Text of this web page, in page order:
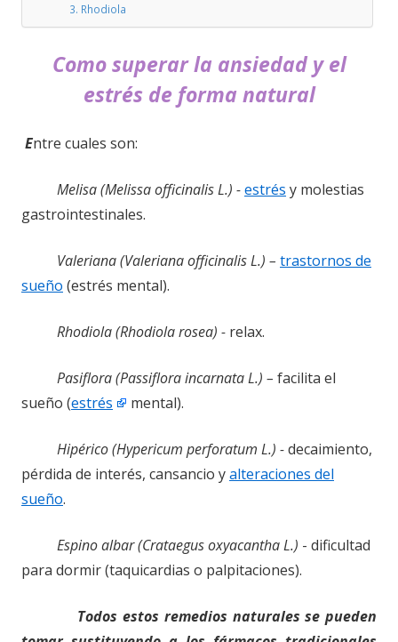
3. Rhodiola
Como superar la ansiedad y el
estrés de forma natural
Entre cuales son:
Melisa (Melissa officinalis L.) -estrés y molestias
gastrointestinales.
Valeriana (Valeriana officinalis L.) – trastornos de
sueño (estrés mental).
Rhodiola (Rhodiola rosea) - relax.
Pasiflora (Passiflora incarnata L.) – facilita el
sueño (estrés mental).
Hipérico (Hypericum perforatum L.) -decaimiento,
pérdida de interés, cansancio yalteraciones del
sueño.
Espino albar (Crataegus oxyacantha L.) - dificultad
para dormir (taquicardias o palpitaciones).
Todos estos remedios naturales se pueden